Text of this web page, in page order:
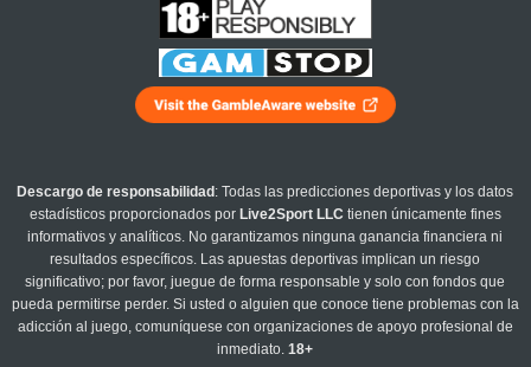
Descargo de responsabilidad : Todas las predicciones deportivas y los datos
estadísticos proporcionados por Live2Sport LLC tienen únicamente fines
informativos y analíticos. No garantizamos ninguna ganancia financiera ni
resultados específicos. Las apuestas deportivas implican un riesgo
significativo; por favor, juegue de forma responsable y solo con fondos que
pueda permitirse perder. Si usted o alguien que conoce tiene problemas con la
adicción al juego, comuníquese con organizaciones de apoyo profesional de
inmediato.18+